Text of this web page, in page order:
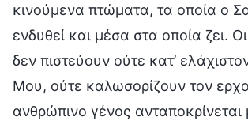
κινούμενα πτώματα, τα οποία ο
ενδυθεί και μέσα στα οποία ζει.
δεν πιστεύουν ούτε κατ’
Μου, ούτε καλωσορίζουν τον
ανθρώπινο γένος ανταποκρίνεται